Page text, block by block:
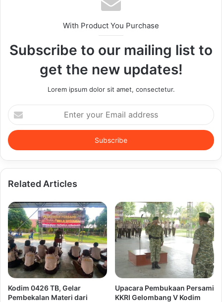
With Product You Purchase
Subscribe to our mailing list to
get the new updates!
Lorem ipsum dolor sit amet, consectetur.
Enter
your
Email
address
Related Articles
Kodim 0426 TB, Gelar
Pembekalan Materi dari
Upacara Pembukaan Persami
KKRI Gelombang V Kodim